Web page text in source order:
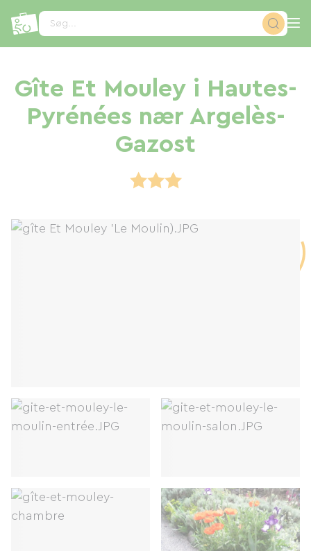
Søg...
Gîte Et Mouley i Hautes-
Pyrénées nær Argelès-
Gazost
CCookie-styringspanel